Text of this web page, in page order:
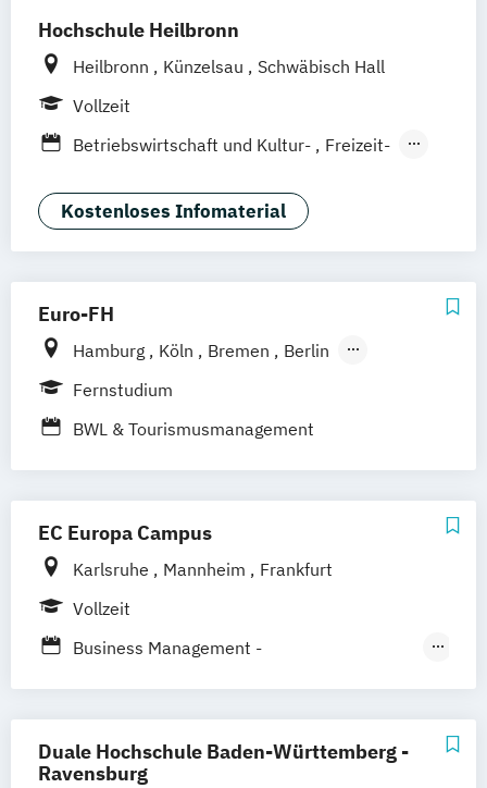
Hochschule Heilbronn
Heilbronn Künzelsau
Schwäbisch Hall
Vollzeit
Betriebswirtschaft und Kultur-
Freizeit-
Hotel- und Restaurantmanagement
(DE/EN)
Nachhaltigkeitsmanagement (DE/EN)
Tourismusmanagement (DE/EN)
Kostenloses Infomaterial
Euro-FH
Hamburg Köln Bremen
Berlin
Göttingen
Fernstudium
BWL & Tourismusmanagement
EC Europa Campus
Karlsruhe Mannheim
Frankfurt
Vollzeit
Business Management -
Gesundheitsmanagement - Gesundheits-
Duale Hochschule Baden-Württemberg -
Ravensburg